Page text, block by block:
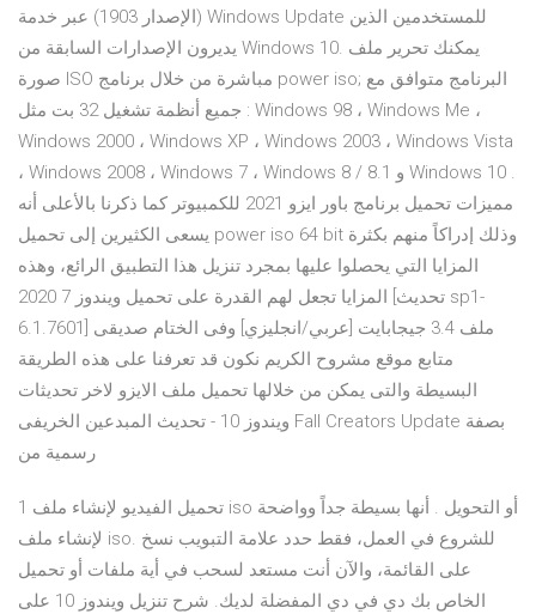
(الإصدار 1903) عبر خدمة Windows Update للمستخدمين الذين
يديرون الإصدارات السابقة من Windows 10. يمكنك تحرير ملف
صورة ISO مباشرة من خلال برنامج power iso; البرنامج متوافق مع
جميع أنظمة تشغيل 32 بت مثل : Windows 98 ، Windows Me ،
Windows 2000 ، Windows XP ، Windows 2003 ، Windows Vista
، Windows 2008 ، Windows 7 ، Windows 8 / 8.1 و Windows 10 .
مميزات تحميل برنامج باور ايزو 2021 للكمبيوتر كما ذكرنا بالأعلى أنه
يسعى الكثيرين إلى تحميل power iso 64 bit وذلك إدراكاً منهم بكثرة
المزايا التي يحصلوا عليها بمجرد تنزيل هذا التطبيق الرائع، وهذه
المزايا تجعل لهم القدرة على تحميل ويندوز 7 2020 [تحديث sp1-
6.1.7601] ملف 3.4 جيجابايت [عربي/انجليزي] وفى الختام صديقى
متابع موقع مشروح الكريم نكون قد تعرفنا على هذه الطريقة
البسيطة والتى يمكن من خلالها تحميل ملف الايزو لاخر تحديثات
ويندوز 10 - تحديث المبدعين الخريفى Fall Creators Update بصفة
رسمية من
1 تحميل الفيديو لإنشاء ملف iso أو التحويل . أنها بسيطة جداً وواضحة
لإنشاء ملف iso. للشروع في العمل، فقط حدد علامة التبويب نسخ
على القائمة، والآن أنت مستعد لسحب في أية ملفات أو تحميل
الخاص بك دي في دي المفضلة لديك. شرح تنزيل ويندوز 10 على